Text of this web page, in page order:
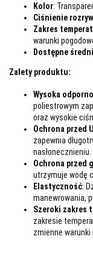
Kolor:
Ciśnienie
Zakres
warunki
Dostępne
Zalety produktu:
Wysoka
poliestrowym
oraz wysokie
Ochrona przed
zapewnia
nasłonecznieniu.
Ochrona przed
utrzymuje wodę
Elastyczność:
manewrowania,
Szeroki zakres
zakresie
zmienne warunki